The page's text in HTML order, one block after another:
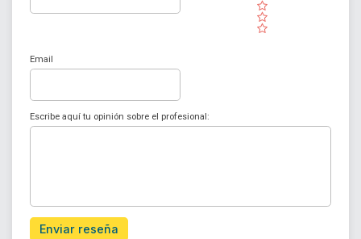
( )
( )
( )
Email
Escribe aquí tu opinión sobre el profesional:
Enviar reseña